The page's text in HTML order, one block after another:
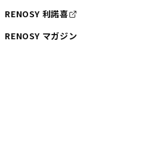
RENOSY 利諾喜
RENOSY マガジン